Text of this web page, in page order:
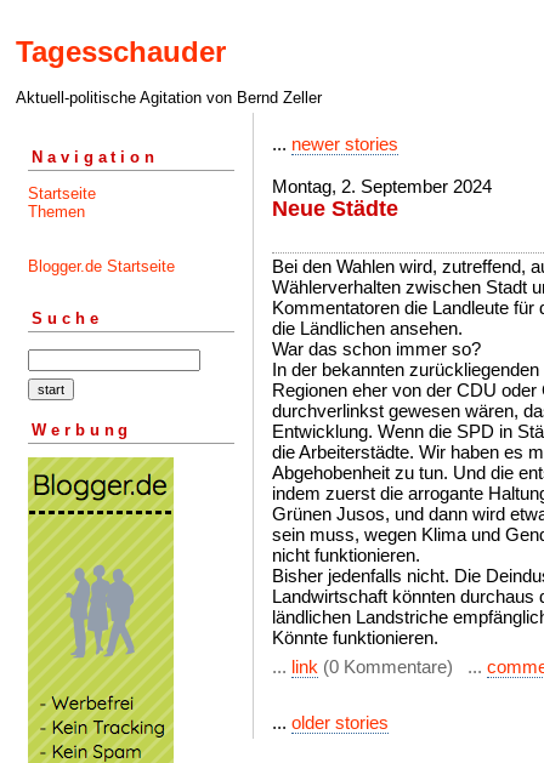
Tagesschauder
Aktuell-politische Agitation von Bernd Zeller
Navigation
Startseite
Themen
Blogger.de Startseite
Suche
Werbung
... newer stories
Montag, 2. September 2024
Neue Städte
Bei den Wahlen wird, zutreffend,
Wählerverhalten zwischen Stadt
Kommentatoren die Landleute
die Ländlichen ansehen.
War das schon immer so?
In der bekannten
Regionen eher von der CDU
durchverlinkst gewesen wären,
Entwicklung. Wenn die SPD in
die Arbeiterstädte. Wir haben es
Abgehobenheit zu tun. Und die
indem zuerst die arrogante
Grünen Jusos, und dann wird
sein muss, wegen Klima und
nicht funktionieren.
Bisher jedenfalls nicht. Die
Landwirtschaft könnten durchaus
ländlichen Landstriche
Könnte funktionieren.
... link (0 Kommentare) ...
... older stories